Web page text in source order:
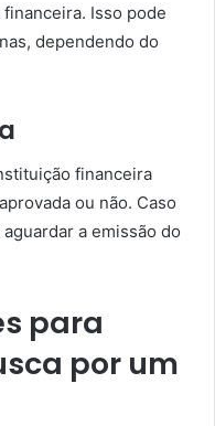
Isso pode
dependendo do
financeira
ou não. Caso
a emissão do
para
por um